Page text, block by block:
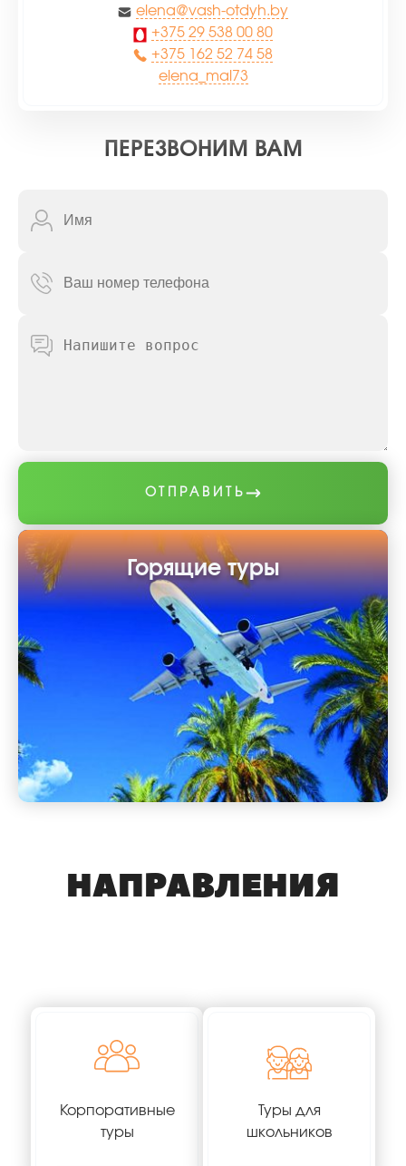
elena@vash-otdyh.by
+375 29 538 00 80
+375 162 52 74 58
elena_mal73
ПЕРЕЗВОНИМ ВАМ
ОТПРАВИТЬ
Горящие туры
Выбирайте курорт Хургада или Шарм-Эль-
НАПРАВЛЕНИЯ
Корпоративные
туры
Туры для
школьников